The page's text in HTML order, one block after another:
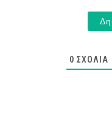
0 ΣΧΌΛΙΑ